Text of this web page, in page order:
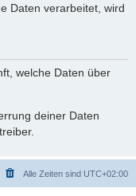
Daten verarbeitet, wird
welche Daten über
deiner Daten
Alle Zeiten sind UTC+02:00